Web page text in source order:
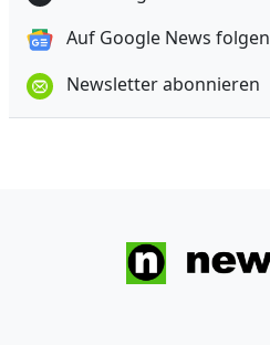
Auf Google News folgen
Newsletter abonnieren